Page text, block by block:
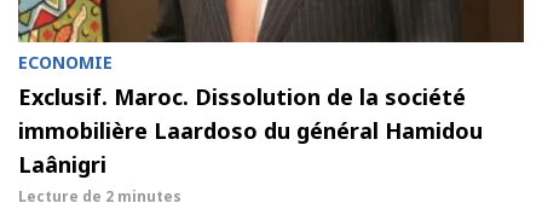
ECONOMIE
Exclusif. Maroc. Dissolution de la société
immobilière Laardoso du général Hamidou
Laânigri
Lecture de 2 minutes